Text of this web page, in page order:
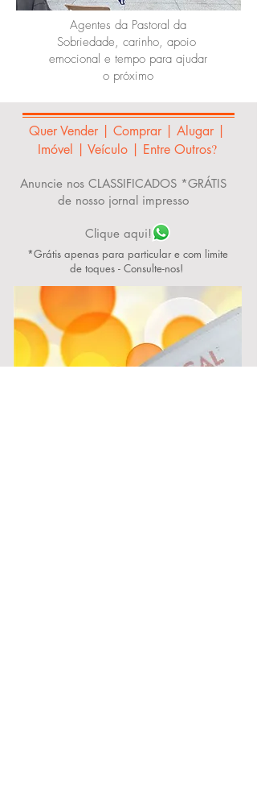
Agentes da Pastoral da
Sobriedade, carinho, apoio
emocional e tempo para ajudar
o próximo
Quer Vender | Comprar | Alugar |
Imóvel | Veículo | Entre Outros?
Anuncie nos CLASSIFICADOS *GRÁTIS
de nosso jornal impresso
Clique aqui!
*Grátis apenas para particular e com limite
de toques - Consulte-nos!